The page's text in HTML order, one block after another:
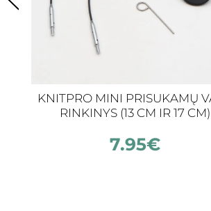
KNITPRO MINI PRISUKAMŲ
RINKINYS (13 CM IR 17 CM)
7.95€